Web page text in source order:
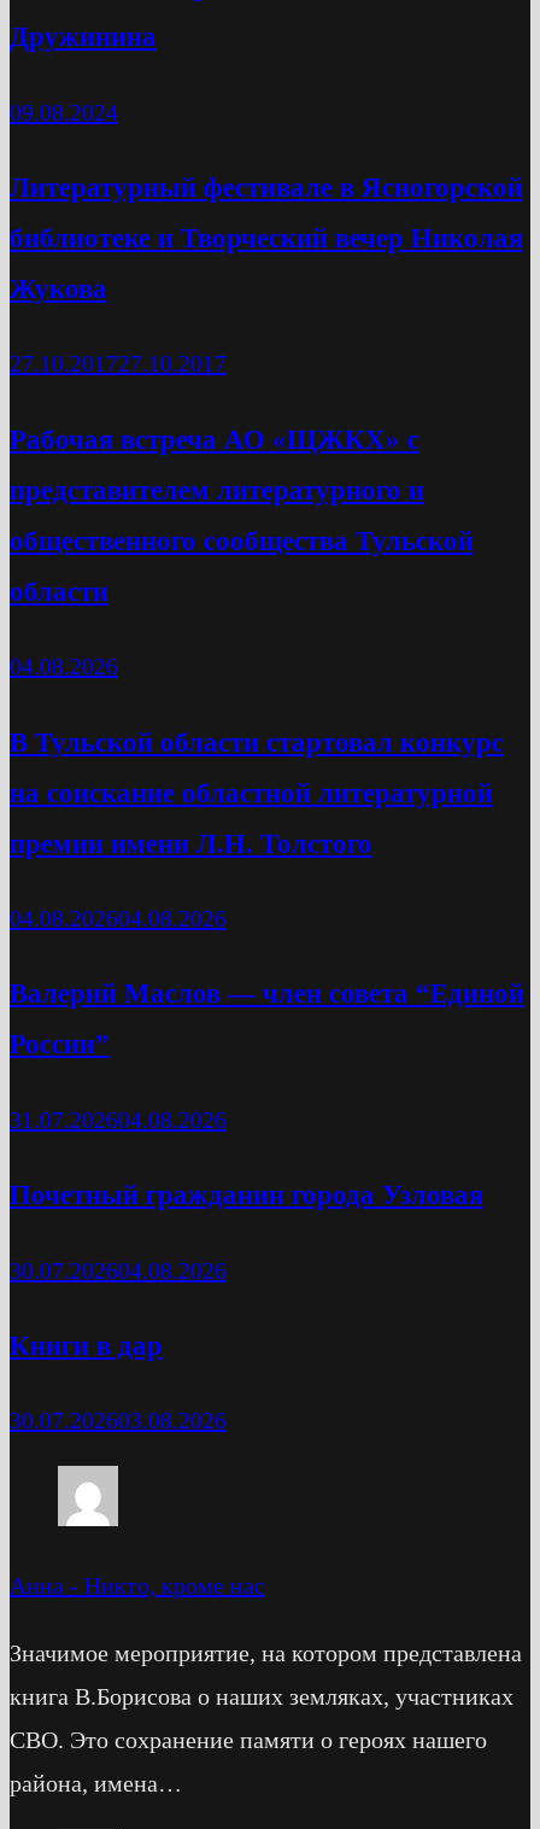
Дружинина
09.08.2024
Литературный фестивале в Ясногорской
библиотеке и Творческий вечер Николая
Жукова
27.10.201727.10.2017
Рабочая встреча АО «ЩЖКХ» с
представителем литературного и
общественного сообщества Тульской
области
04.08.2026
В Тульской области стартовал конкурс
на соискание областной литературной
премии имени Л.Н. Толстого
04.08.202604.08.2026
Валерий Маслов — член совета “Единой
России”
31.07.202604.08.2026
Почетный гражданин города Узловая
30.07.202604.08.2026
Книги в дар
30.07.202603.08.2026
Анна - Никто, кроме нас
Значимое мероприятие, на котором представлена
книга В.Борисова о наших земляках, участниках
СВО. Это сохранение памяти о героях нашего
района, имена…